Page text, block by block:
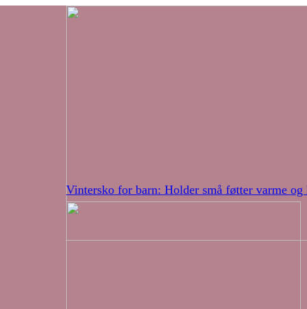
Vintersko for barn: Holder små føtter varme og